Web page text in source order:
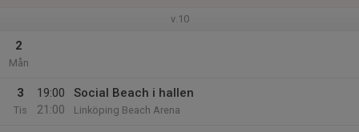
v.10
2
Mån
3
Tis
19:00
21:00
Social Beach i hallen
Linköping Beach Arena